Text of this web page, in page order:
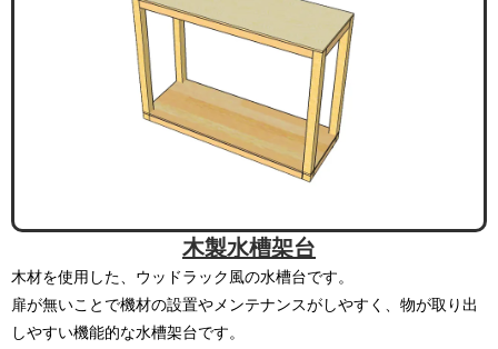
木製水槽架台
木材を使用した、ウッドラック風の水槽台です。
扉が無いことで機材の設置やメンテナンスがしやすく、物が取り出
しやすい機能的な水槽架台です。